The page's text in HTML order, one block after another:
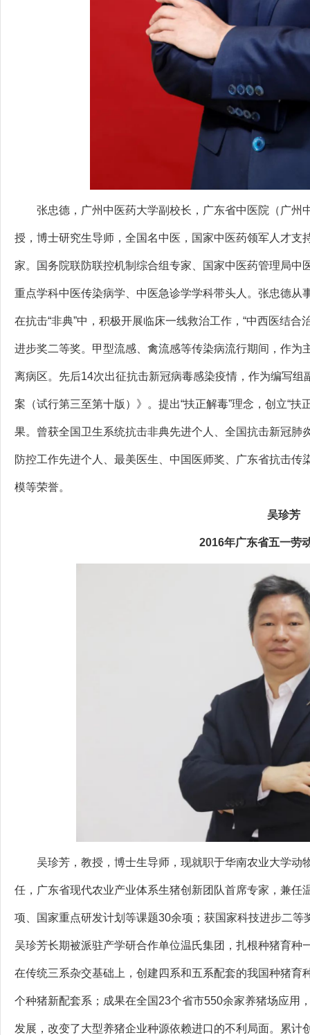
张忠德，广州中医药大学副校长，广东省中医院（广州
授，博士研究生导师，全国名中医，国家中医药领军人才
家。国务院联防联控机制综合组专家、国家中医药管理局
重点学科中医传染病学、中医急诊学学科带头人。张忠德
在抗击“非典”中，积极开展临床一线救治工作，“中西医结
进步奖二等奖。甲型流感、禽流感等传染病流行期间，作
离病区。先后14次出征抗击新冠病毒感染疫情，作为编写
案（试行第三至第十版）》。提出“扶正解毒”理念，创立“
果。曾获全国卫生系统抗击非典先进个人、全国抗击新冠
防控工作先进个人、最美医生、中国医师奖、广东省抗击
模等荣誉。
吴珍芳
2016年广东省五一劳
吴珍芳，教授，博士生导师，现就职于华南农业大学动
任，广东省现代农业产业体系生猪创新团队首席专家，兼任
项、国家重点研发计划等课题30余项；获国家科技进步二
吴珍芳长期被派驻产学研合作单位温氏集团，扎根种猪育
在传统三系杂交基础上，创建四系和五系配套的我国种猪育
个种猪新配套系；成果在全国23个省市550余家养猪场应用
发展，改变了大型养猪企业种源依赖进口的不利局面。累